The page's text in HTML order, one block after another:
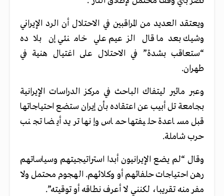
ويعتقد العديد من المراقبين في الاحتلال أن الرد الإيراني
وشيك بعدما قال الزعيم علي خامنئي إن بلاده
“ستعاقب بشدة” في الاحتلال على اغتيال هنية في
طهران.
وعبر مائير ليتفاك الباحث في مركز الدراسات الإيرانية
بجامعة تل أبيب عن اعتقاده بأن إيران ستضع احتياجاتها
قبل مساعدة حليفتها حماس وإنها تريد أيضا تجنب
حرب شاملة.
وقال “لم يضع الإيرانيون أبدا استراتيجيتهم وسياساتهم
رهن احتياجات حلفائهم أو وكلائهم. الهجوم محتمل ولا
مفر منه تقريبا، لكنني لا أعرف نطاقه أو توقيته”.